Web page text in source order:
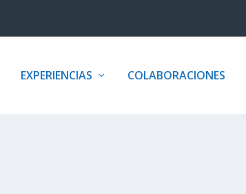
EXPERIENCIAS COLABORACIONES